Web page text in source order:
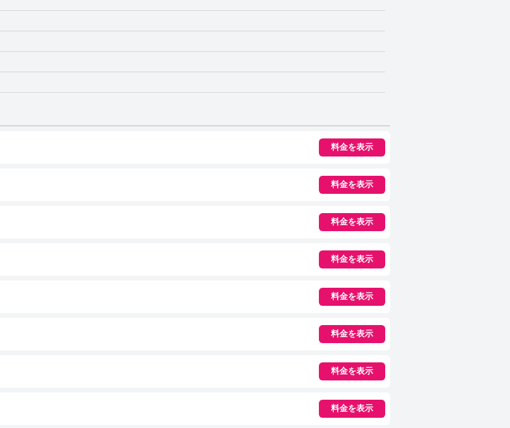
料金を表示
料金を表示
料金を表示
料金を表示
料金を表示
料金を表示
料金を表示
料金を表示